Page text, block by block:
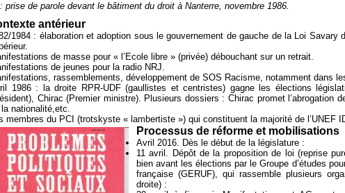
prise de parole devant le bâtiment du droit à Nanterre, novembre 1986.
antérieur
1984 : élaboration et adoption sous le gouvernement de gauche de la Loi Savary
de masse pour « l’Ecole libre » (privée) débouchant sur un retrait.
de jeunes pour la radio NRJ.
rassemblements, développement de SOS Racisme, notamment dans
1986 : la droite RPR-UDF (gaullistes et centristes) gagne les élections
Chirac (Premier ministre). Plusieurs dossiers : Chirac promet l’abrogation
nationalité,etc.
membres du PCI (trotskyste « lambertiste ») qui constituent la majorité de l’UNEF
Processus de réforme et mobilisations
Avril 2016. Dès le début de la législature :
11 avril. Dépôt de la proposition de loi (reprise
bien avant les élections par le Groupe d’études
française (GERUF), qui rassemble plusieurs
droite) :